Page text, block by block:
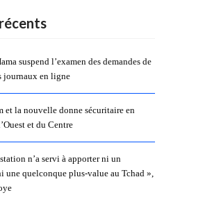
suspend l’examen des demandes de
journaux en ligne
et la nouvelle donne sécuritaire en
et du Centre
n’a servi à apporter ni un
une quelconque plus-value au Tchad »,